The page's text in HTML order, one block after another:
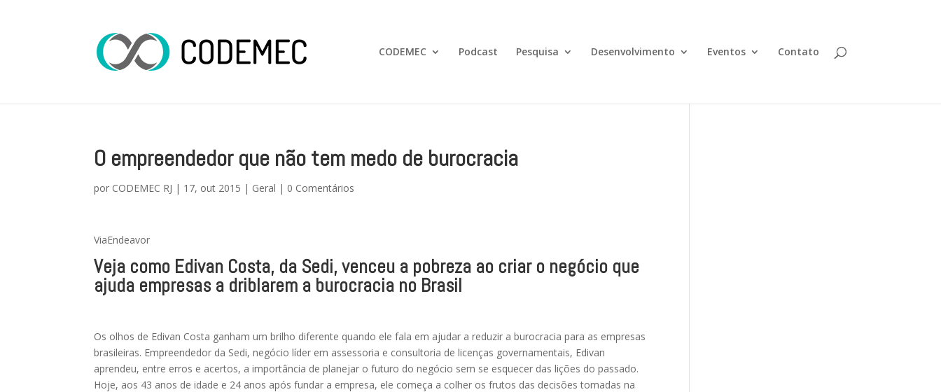
CODEMEC Podcast Pesquisa Desenvolvimento Eventos Contato
O empreendedor que não tem medo de burocracia
por CODEMEC RJ | 17, out 2015 | Geral | 0 Comentários
ViaEndeavor
Veja como Edivan Costa, da Sedi, venceu a pobreza ao criar o negócio que
ajuda empresas a driblarem a burocracia no Brasil
Os olhos de Edivan Costa ganham um brilho diferente quando ele fala em ajudar a reduzir a burocracia para as empresas
brasileiras. Empreendedor da Sedi, negócio líder em assessoria e consultoria de licenças governamentais, Edivan
aprendeu, entre erros e acertos, a importância de planejar o futuro do negócio sem se esquecer das lições do passado.
Hoje, aos 43 anos de idade e 24 anos após fundar a empresa, ele começa a colher os frutos das decisões tomadas na